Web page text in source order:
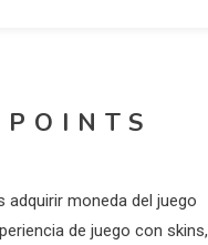
moneda del juego
de juego con skins,